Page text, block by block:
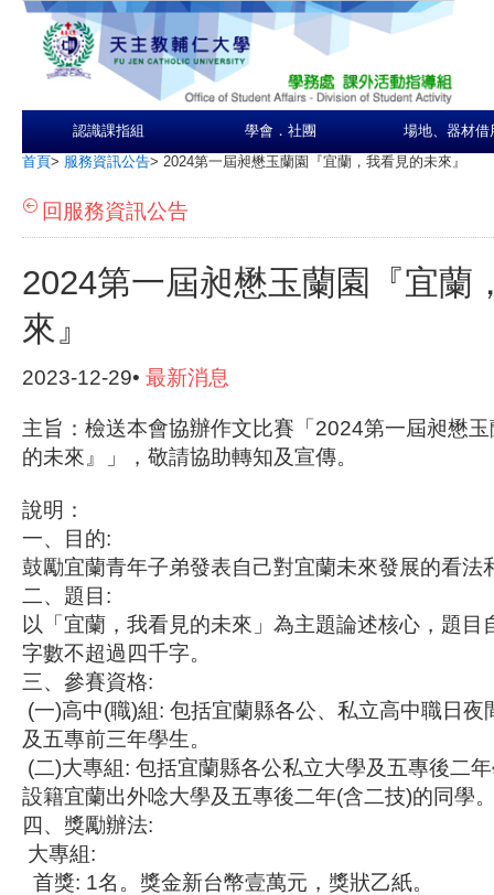
認識課指組 學會．社團 場地、器材借
首頁> 服務資訊公告> 2024第一屆昶懋玉蘭園『宜蘭，我看見的未來』
回服務資訊公告
2024第一屆昶懋玉蘭園『宜蘭
來』
2023-12-29• 最新消息
主旨：檢送本會協辦作文比賽「2024第一屆昶懋
的未來』」，敬請協助轉知及宣傳。
說明：
一、目的:
鼓勵宜蘭青年子弟發表自己對宜蘭未來發展的看法
二、題目:
以「宜蘭，我看見的未來」為主題論述核心，題目
字數不超過四千字。
三、參賽資格:
(一)高中(職)組: 包括宜蘭縣各公、私立高中職日夜
及五專前三年學生。
(二)大專組: 包括宜蘭縣各公私立大學及五專後二
設籍宜蘭出外唸大學及五專後二年(含二技)的同學
四、獎勵辦法:
大專組:
首獎: 1名。獎金新台幣壹萬元，獎狀乙紙。